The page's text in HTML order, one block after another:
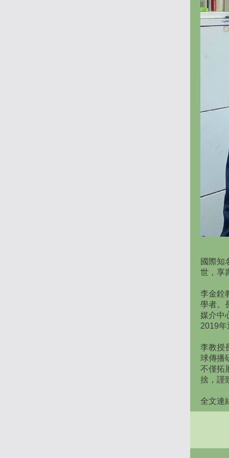
國際知
世，享
李金銓
學者。
媒介中
2019
李教授
球傳播
不僅拓
捨，謹
全文連